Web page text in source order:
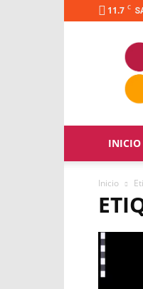
11.7 C
INICIO
Inicio